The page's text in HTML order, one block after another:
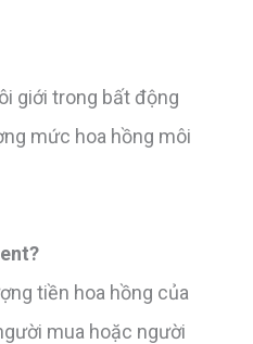
giới trong bất động
mức hoa hồng môi
tiền hoa hồng của
mua hoặc người